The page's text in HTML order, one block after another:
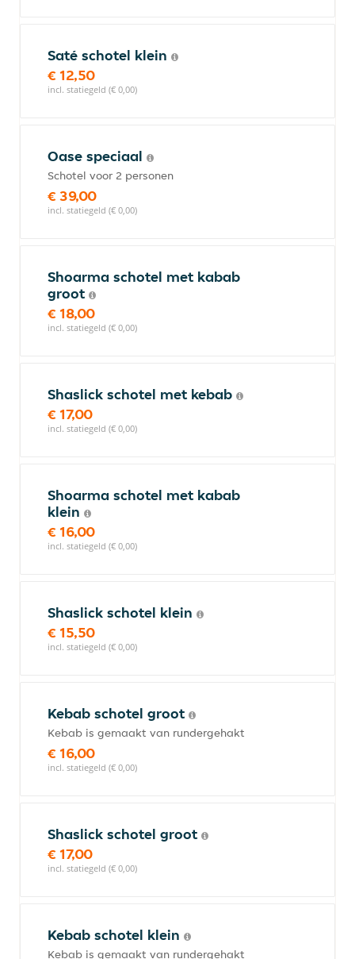
Saté schotel klein
€ 12,50
incl. statiegeld (€ 0,00)
Oase speciaal
Schotel voor 2 personen
€ 39,00
incl. statiegeld (€ 0,00)
Shoarma schotel met kabab
groot
€ 18,00
incl. statiegeld (€ 0,00)
Shaslick schotel met kebab
€ 17,00
incl. statiegeld (€ 0,00)
Shoarma schotel met kabab
klein
€ 16,00
incl. statiegeld (€ 0,00)
Shaslick schotel klein
€ 15,50
incl. statiegeld (€ 0,00)
Kebab schotel groot
Kebab is gemaakt van rundergehakt
€ 16,00
incl. statiegeld (€ 0,00)
Shaslick schotel groot
€ 17,00
incl. statiegeld (€ 0,00)
Kebab schotel klein
Kebab is gemaakt van rundergehakt